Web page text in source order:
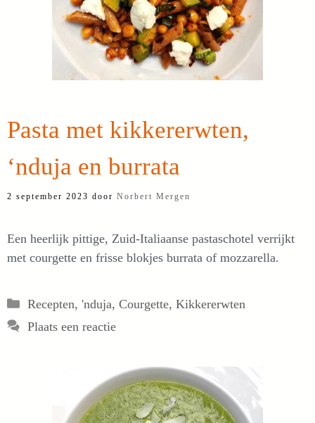
Pasta met kikkererwten,
‘nduja en burrata
2 september 2023 door Norbert Mergen
Een heerlijk pittige, Zuid-Italiaanse pastaschotel verrijkt
met courgette en frisse blokjes burrata of mozzarella.
Categorieën
Recepten, 'nduja, Courgette, Kikkererwten
Plaats een reactie